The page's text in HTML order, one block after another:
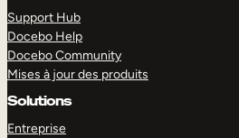
Support Hub
Docebo Help
Docebo Community
Mises à jour des produits
Solutions
Entreprise